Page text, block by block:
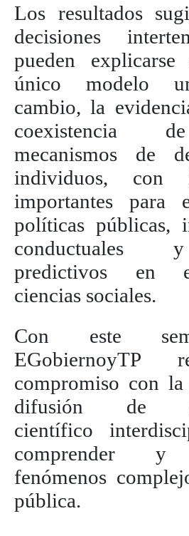
Los resultados
decisiones
pueden
único modelo
cambio, la
coexistencia
mecanismos de
individuos, con
importantes para
políticas públicas,
conductuales
predictivos en
ciencias sociales.
Con este
EGobiernoyTP
compromiso con
difusión de
científico
comprender y
fenómenos
pública.